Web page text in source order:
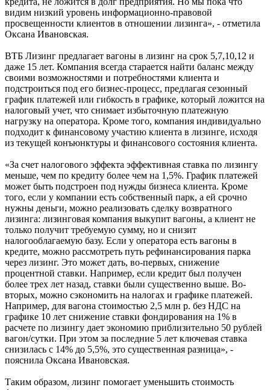
видим низкий уровень информационно-правовой
просвещенности клиентов в отношении лизинга», - отметила
Оксана Ивановская.
ВТБ Лизинг предлагает вагоны в лизинг на срок 5,7,10,12 и
даже 15 лет. Компания всегда старается найти баланс между
своими возможностями и потребностями клиента и
подстроиться под его бизнес-процесс, предлагая сезонный
график платежей или гибкость в графике, который ложится на
налоговый учет, что снимает избыточную платежную
нагрузку на оператора. Кроме того, компания индивидуально
подходит к финансовому участию клиента в лизинге, исходя
из текущей конъюнктуры и финансового состояния клиента.
«За счет налогового эффекта эффективная ставка по лизингу
меньше, чем по кредиту более чем на 1,5%. График платежей
может быть подстроен под нужды бизнеса клиента. Кроме
того, если у компании есть собственный парк, а ей срочно
нужны деньги, можно реализовать сделку возвратного
лизинга: лизинговая компания выкупит вагоны, а клиент не
только получит требуемую сумму, но и снизит
налогооблагаемую базу. Если у оператора есть вагоны в
кредите, можно рассмотреть путь рефинансирования парка
через лизинг. Это может дать, во-первых, снижение
процентной ставки. Например, если кредит был получен
более трех лет назад, ставки были существенно выше. Во-
вторых, можно сэкономить на налогах и графике платежей.
Например, для вагона стоимостью 2,5 млн р. без НДС на
графике 10 лет снижение ставки фондирования на 1% в
расчете по лизингу дает экономию приблизительно 50 рублей
вагон/сутки. При этом за последние 5 лет ключевая ставка
снизилась с 14% до 5,5%, это существенная разница», -
пояснила Оксана Ивановская.
Таким образом, лизинг помогает уменьшить стоимость